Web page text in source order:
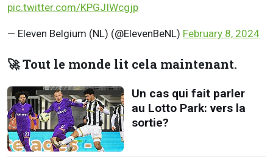
pic.twitter.com/KPGJIWcgjp
— Eleven Belgium (NL) (@ElevenBeNL) February 8, 2024
🚀 Tout le monde lit cela maintenant.
Un cas qui fait parler
au Lotto Park: vers la
sortie?